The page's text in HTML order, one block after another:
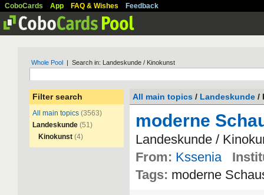
CoboCards App FAQ & Wishes Feedback
Whole Pool | Search in: Landeskunde / Kinokunst
Filter search
All main topics (3563)
Landeskunde (51)
Kinokunst (4)
All main topics / Landeskunde /
moderne
Landeskunde /
From: Kssenia
Tags: moderne